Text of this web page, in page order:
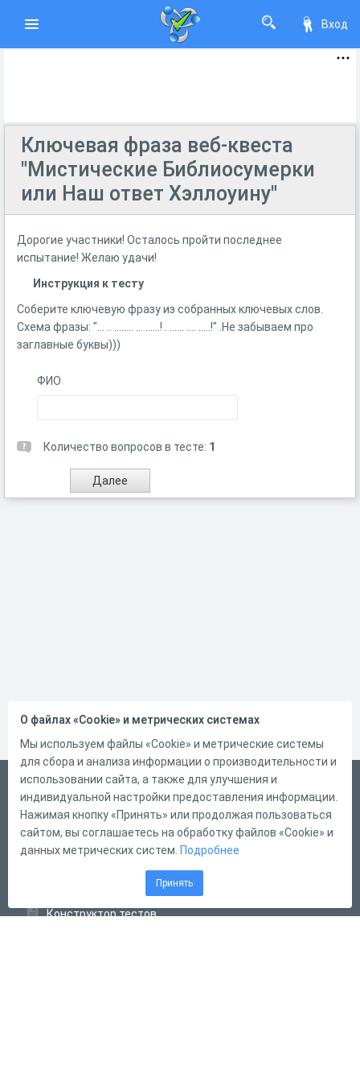
Вход
Ключевая фраза веб-квеста
"Мистические Библиосумерки
или Наш ответ Хэллоуину"
Дорогие участники! Осталось пройти последнее
испытание! Желаю удачи!
Инструкция к тесту
Соберите ключевую фразу из собранных ключевых слов.
Схема фразы: "... .. ........ ... ......! . ...... .... .....!" .Не забываем про
заглавные буквы)))
ФИО
Количество вопросов в тесте: 1
Русский
Справка
Форма обратной связи
Конструктор тестов
О файлах «Cookie» и метрических системах
Мы используем файлы «Cookie» и метрические системы
для сбора и анализа информации о производительности и
использовании сайта, а также для улучшения и
индивидуальной настройки предоставления информации.
Нажимая кнопку «Принять» или продолжая пользоваться
сайтом, вы соглашаетесь на обработку файлов «Cookie» и
данных метрических систем. Подробнее
Принять